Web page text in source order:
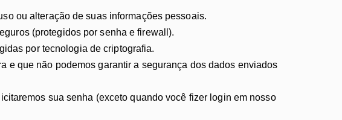
ou alteração de suas informações pessoais.
(protegidos por senha e firewall).
por tecnologia de criptografia.
e que não podemos garantir a segurança dos dados enviados
sua senha (exceto quando você fizer login em nosso